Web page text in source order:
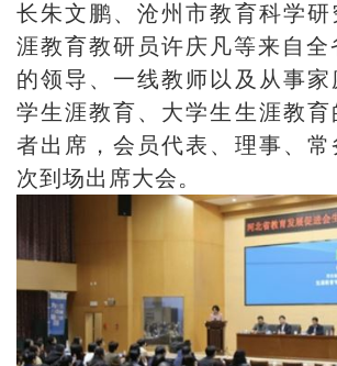
长朱文鹏、沧州市教育科学研
涯教育教研员许庆凡等来自全
的领导、一线教师以及从事
学生涯教育、大学生生涯教育
者出席，会员代表、理事、常
次到场出席大会。